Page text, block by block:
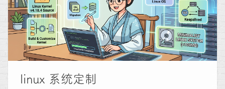
linux 系统定制